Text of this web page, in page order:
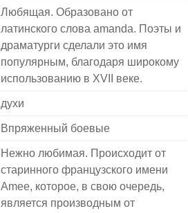
Любящая. Образовано от
латинского слова amanda. Поэты и
драматурги сделали это имя
популярным, благодаря широкому
использованию в XVII веке.
духи
Впряженный боевые
Нежно любимая. Происходит от
старинного французского имени
Amee, которое, в свою очередь,
является производным от